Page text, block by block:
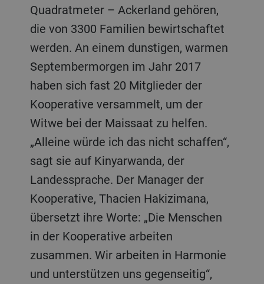
Quadratmeter – Ackerland gehören,
die von 3300 Familien bewirtschaftet
werden. An einem dunstigen, warmen
Septembermorgen im Jahr 2017
haben sich fast 20 Mitglieder der
Kooperative versammelt, um der
Witwe bei der Maissaat zu helfen.
„Alleine würde ich das nicht schaffen“,
sagt sie auf Kinyarwanda, der
Landessprache. Der Manager der
Kooperative, Thacien Hakizimana,
übersetzt ihre Worte: „Die Menschen
in der Kooperative arbeiten
zusammen. Wir arbeiten in Harmonie
und unterstützen uns gegenseitig“,